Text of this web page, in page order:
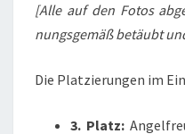
[Alle auf den Fotos
nungs­ge­mäß betäubt
Die Plat­zie­run­gen im
3. Platz: